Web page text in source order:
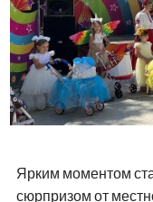
Ярким моментом
сюрпризом от